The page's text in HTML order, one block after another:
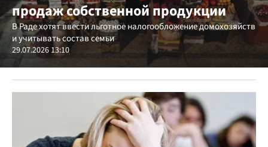
продаж собственной продукции
В Раде хотят ввести льготное налогообложение домохозяйств
и учитывать состав семьи
29.07.2026 13:10